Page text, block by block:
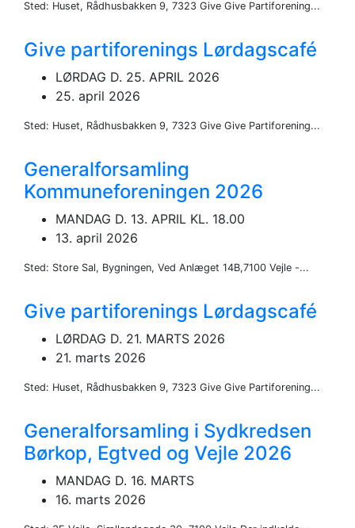
Sted: Huset, Rådhusbakken 9, 7323 Give Give Partiforening...
Give partiforenings Lørdagscafé
LØRDAG D. 25. APRIL 2026
25. april 2026
Sted: Huset, Rådhusbakken 9, 7323 Give Give Partiforening...
Generalforsamling
Kommuneforeningen 2026
MANDAG D. 13. APRIL KL. 18.00
13. april 2026
Sted: Store Sal, Bygningen, Ved Anlæget 14B,7100 Vejle -...
Give partiforenings Lørdagscafé
LØRDAG D. 21. MARTS 2026
21. marts 2026
Sted: Huset, Rådhusbakken 9, 7323 Give Give Partiforening...
Generalforsamling i Sydkredsen
Børkop, Egtved og Vejle 2026
MANDAG D. 16. MARTS
16. marts 2026